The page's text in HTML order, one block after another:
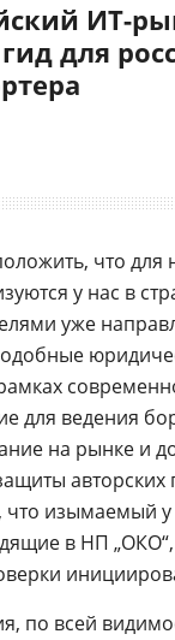
ИТ-
для
что для
у нас в
уже
для ведения
на рынке и
изымаемый
в НП „ОКО“,
по всей